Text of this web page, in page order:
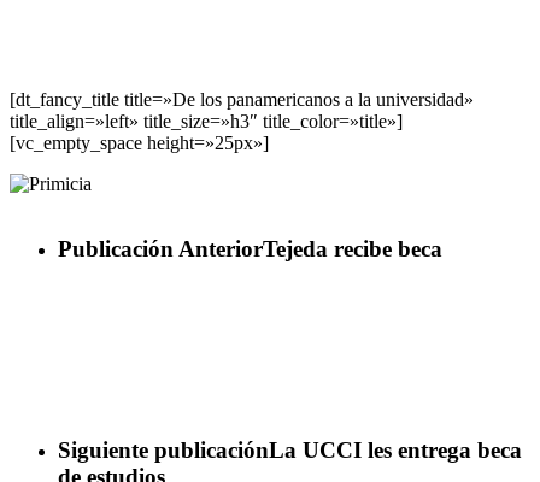
[dt_fancy_title title=»De los panamericanos a la universidad»
title_align=»left» title_size=»h3″ title_color=»title»]
[vc_empty_space height=»25px»]
Publicación AnteriorTejeda recibe beca
Siguiente publicaciónLa UCCI les entrega beca
de estudios